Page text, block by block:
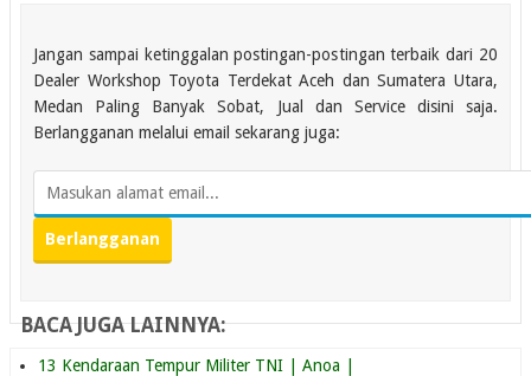
Jangan sampai ketinggalan postingan-postingan terbaik dari 20
Dealer Workshop Toyota Terdekat Aceh dan Sumatera Utara,
Medan Paling Banyak Sobat, Jual dan Service disini saja.
Berlangganan melalui email sekarang juga:
BACA JUGA LAINNYA:
13 Kendaraan Tempur Militer TNI | Anoa |